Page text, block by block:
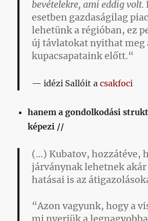
bevételekre, ami eddig volt.
esetben gazdaságilag
lehetünk a régióban, ez
új távlatokat nyithat meg
kupacsapataink előtt.“
idézi Sallóit acsakfoci
hanem a gondolkodási
képezi //
(…) Kubatov, hozzátéve,
járványnak lehetnek
hatásai is az
“Azon vagyunk, hogy a